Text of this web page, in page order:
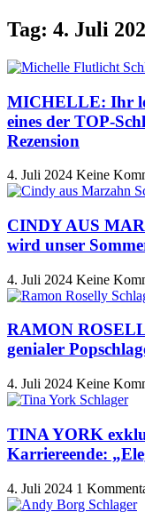
Tag: 4. Juli
MICHELLE: Ihr
eines der TOP-
Rezension
4. Juli 2024 Keine
CINDY AUS
wird unser
4. Juli 2024 Keine
RAMON
genialer
4. Juli 2024 Keine
TINA YORK
Karriereende:
4. Juli 2024 1